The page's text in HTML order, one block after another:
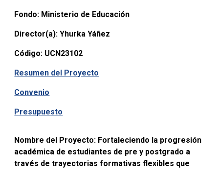
Fondo: Ministerio de Educación
Director(a):Yhurka Yáñez
Código: UCN23102
Resumen del Proyecto
Convenio
Presupuesto
Nombre del Proyecto: Fortaleciendo la progresión
académica de estudiantes de pre y postgrado a
través de trayectorias formativas flexibles que